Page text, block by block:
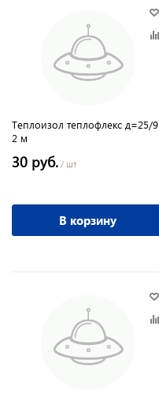
Теплоизол теплофлекс д=25/9
2 м
30 руб. / шт
В корзину